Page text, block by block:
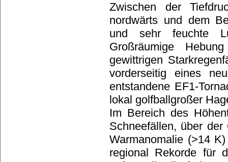
Zwischen der
nordwärts und dem
und sehr feuchte
Großräumige
gewittrigen
vorderseitig eines
entstandene EF1-
lokal golfballgroßer
Im Bereich des
Schneefällen, über
Warmanomalie (>14
regional Rekorde für